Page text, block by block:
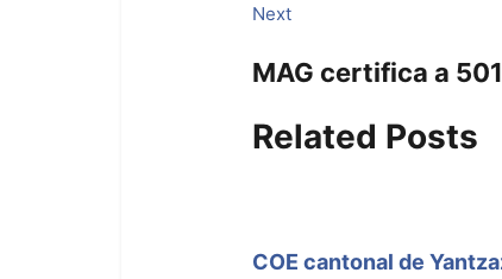
NextNext
MAG certifica a
Related Posts
COE cantonal de